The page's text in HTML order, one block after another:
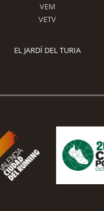
VEM
VETV
EL JARDÍ DEL TURIA